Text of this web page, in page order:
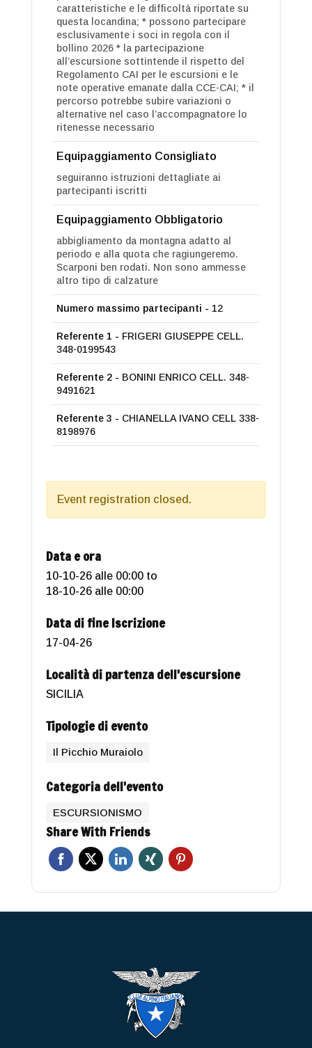
caratteristiche e le difficoltà riportate su
questa locandina; * possono partecipare
esclusivamente i soci in regola con il
bollino 2026 * la partecipazione
all’escursione sottintende il rispetto del
Regolamento CAI per le escursioni e le
note operative emanate dalla CCE-CAI; * il
percorso potrebbe subire variazioni o
alternative nel caso l’accompagnatore lo
ritenesse necessario
Equipaggiamento Consigliato
seguiranno istruzioni dettagliate ai
partecipanti iscritti
Equipaggiamento Obbligatorio
abbigliamento da montagna adatto al
periodo e alla quota che ragiungeremo.
Scarponi ben rodati. Non sono ammesse
altro tipo di calzature
Numero massimo partecipanti - 12
Referente 1 - FRIGERI GIUSEPPE CELL.
348-0199543
Referente 2 - BONINI ENRICO CELL. 348-
9491621
Referente 3 - CHIANELLA IVANO CELL 338-
8198976
Event registration closed.
Data e ora
10-10-26 alle 00:00 to
18-10-26 alle 00:00
Data di fine Iscrizione
17-04-26
Località di partenza dell'escursione
SICILIA
Tipologie di evento
Il Picchio Muraiolo
Categoria dell'evento
ESCURSIONISMO
Share With Friends